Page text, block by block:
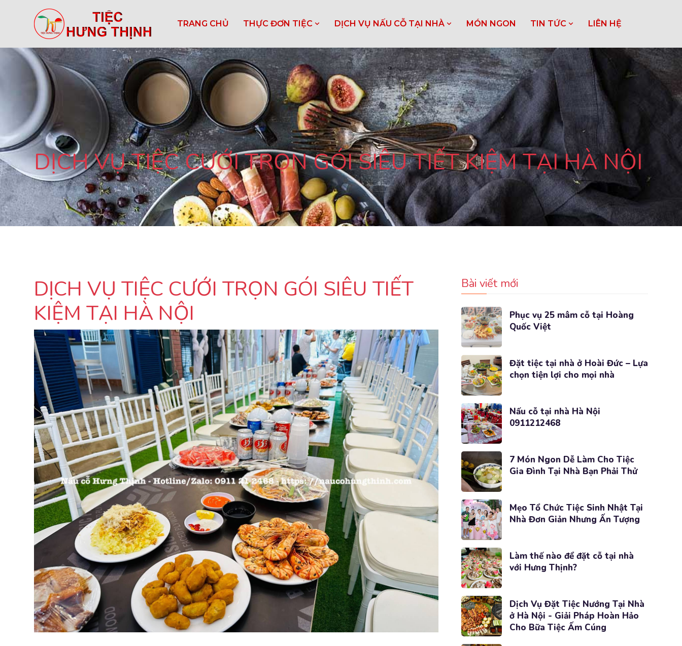
TRANG CHỦ THỰC ĐƠN TIỆC DỊCH VỤ NẤU CỖ TẠI NHÀ MÓN NGON TIN TỨC LIÊN HỆ
DỊCH VỤ TIỆC CƯỚI TRỌN GÓI SIÊU TIẾT KIỆM TẠI HÀ NỘI
DỊCH VỤ TIỆC CƯỚI TRỌN GÓI SIÊU TIẾT
KIỆM TẠI HÀ NỘI
Bài viết mới
Phục vụ 25 mâm cỗ tại Hoàng
Quốc Việt
Đặt tiệc tại nhà ở Hoài Đức – Lựa
chọn tiện lợi cho mọi nhà
Nấu cỗ tại nhà Hà Nội
0911212468
7 Món Ngon Dễ Làm Cho Tiệc
Gia Đình Tại Nhà Bạn Phải Thử
Mẹo Tổ Chức Tiệc Sinh Nhật Tại
Nhà Đơn Giản Nhưng Ấn Tượng
Làm thế nào để đặt cỗ tại nhà
với Hưng Thịnh?
Dịch Vụ Đặt Tiệc Nướng Tại Nhà
ở Hà Nội - Giải Pháp Hoàn Hảo
Cho Bữa Tiệc Ấm Cúng